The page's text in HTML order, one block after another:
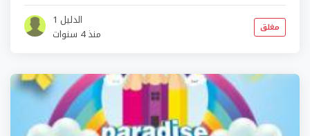
الدليل 1
منذ 4 سنوات
مغلق